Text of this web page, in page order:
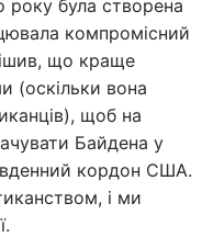
року була створена
компромісний
що краще
(оскільки вона
щоб на
Байдена у
кордон США.
і ми